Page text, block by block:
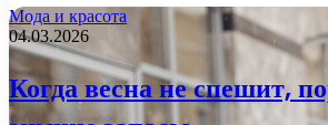
Мода и красота
04.03.2026
Когда весна не спешит,